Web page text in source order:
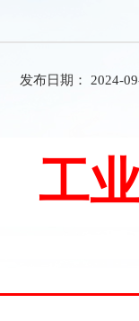
发布日期： 2024-
工